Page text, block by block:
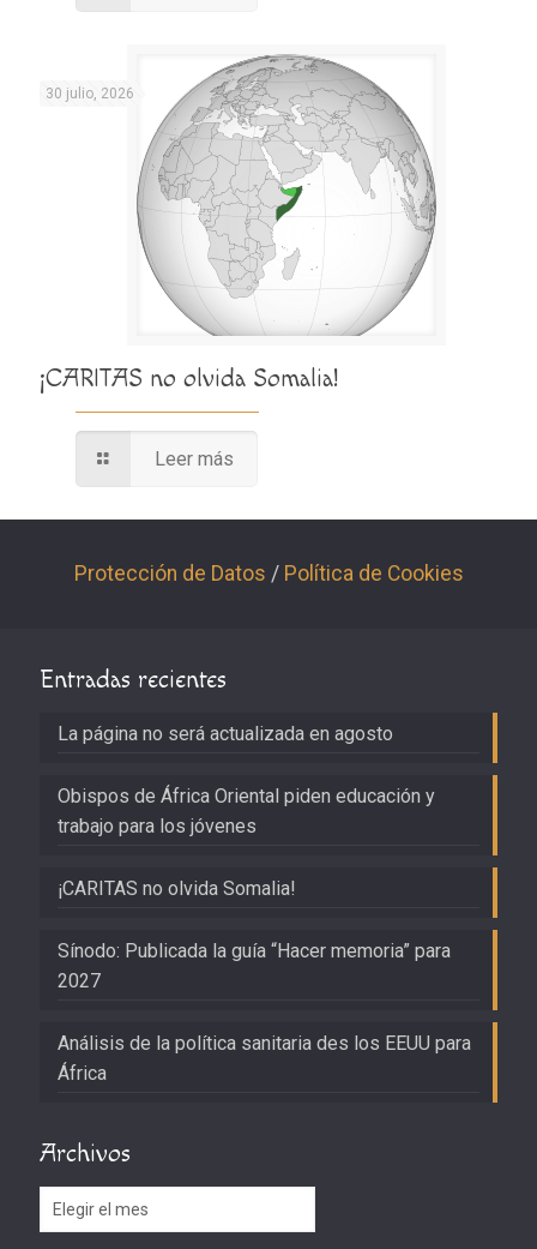
30 julio, 2026
¡CARITAS no olvida Somalia!
Leer más
Protección de Datos / Política de Cookies
Entradas recientes
La página no será actualizada en agosto
Obispos de África Oriental piden educación y
trabajo para los jóvenes
¡CARITAS no olvida Somalia!
Sínodo: Publicada la guía “Hacer memoria” para
2027
Análisis de la política sanitaria des los EEUU para
África
Archivos
Archivos